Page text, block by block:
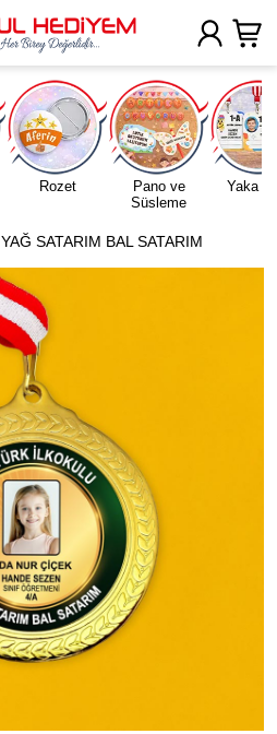
Rozet
Pano ve
Süsleme
Yaka
YAĞ SATARIM BAL SATARIM
Uygulamada Aç